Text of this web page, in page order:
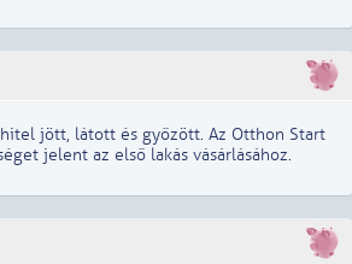
jött, látott és győzött. Az Otthon Start
jelent az első lakás vásárlásához.